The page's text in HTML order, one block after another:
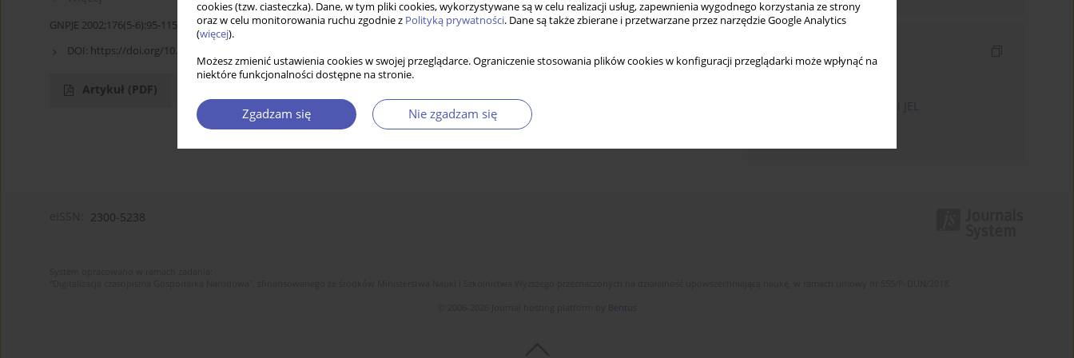
cookies (tzw. ciasteczka). Dane, w tym pliki cookies, wykorzystywane są w celu realizacji usług, zapewnienia wygodnego korzystania ze strony
oraz w celu monitorowania ruchu zgodnie z Polityką prywatności. Dane są także zbierane i przetwarzane przez narzędzie Google Analytics
(więcej).
Możesz zmienić ustawienia cookies w swojej przeglądarce. Ograniczenie stosowania plików cookies w konfiguracji przeglądarki może wpłynąć na
niektóre funkcjonalności dostępne na stronie.
Zgadzam się Nie zgadzam się
GNPJE 2002;176(5-6):95-115
DOI: https://doi.org/10.33119/GN/113845
Artykuł (PDF)
2300-5238